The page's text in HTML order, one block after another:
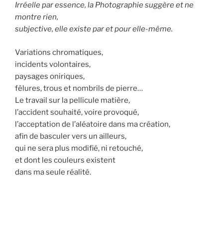
Irréelle par essence, la Photographie suggère et ne
montre rien,
subjective, elle existe par et pour elle-même.
Variations chromatiques,
incidents volontaires,
paysages oniriques,
fêlures, trous et nombrils de pierre…
Le travail sur la pellicule matière,
l’accident souhaité, voire provoqué,
l’acceptation de l’aléatoire dans ma création,
afin de basculer vers un ailleurs,
qui ne sera plus modifié, ni retouché,
et dont les couleurs existent
dans ma seule réalité.